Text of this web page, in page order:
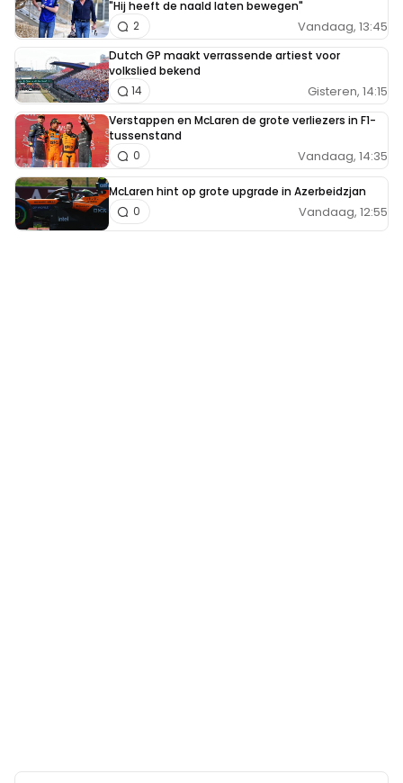
"Hij heeft de naald laten bewegen"
Vandaag, 13:45
2
Dutch GP maakt verrassende artiest voor
volkslied bekend
Gisteren, 14:15
14
Verstappen en McLaren de grote verliezers in F1-
tussenstand
Vandaag, 14:35
0
McLaren hint op grote upgrade in Azerbeidzjan
Vandaag, 12:55
0